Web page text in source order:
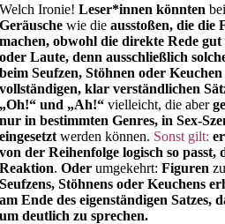
Welch Ironie!Leser*innen könnten
Geräusche wie dieausstoßen, die
machen, obwohl die direkte Rede
oder Laute, denn ausschließlich
beim Seufzen, Stöhnen oder
vollständigen, klar verständlichen
„Oh!“ und „Ah!“ vielleicht, die aber
nur in bestimmten Genres, in Sex-
eingesetzt werden können. Sonst gilt:
von der Reihenfolge logisch so passt,
Reaktion.Oder umgekehrt:Figuren
Seufzens, Stöhnens oder Keuchens
am Ende des eigenständigen Satzes,
um deutlich zu sprechen.